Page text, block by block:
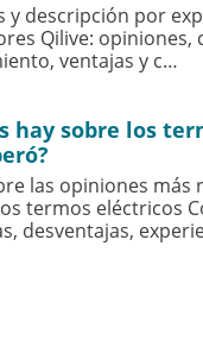
y descripción por
Qilive: opiniones,
ventajas y c…
hay sobre los
las opiniones más
termos eléctricos
desventajas,